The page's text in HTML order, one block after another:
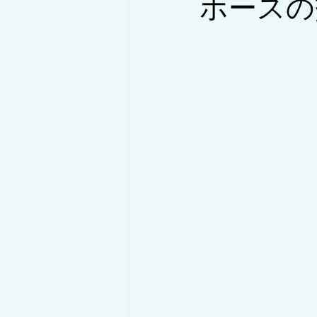
ホースの